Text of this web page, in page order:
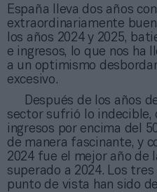
España lleva dos años
extraordinariamente
los años 2024 y 2025,
e ingresos, lo que nos ha
a un optimismo
excesivo.
Después de los años
sector sufrió lo indecible,
ingresos por encima del
de manera fascinante, y
2024 fue el mejor año de
superado a 2024. Los
punto de vista han sido